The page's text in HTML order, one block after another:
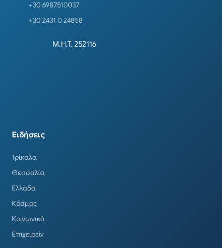
+30 6987510037
+30 2431 0 24858
Μ.Η.Τ. 252116
Ειδήσεις
Τρίκαλα
Θεσσαλία
Ελλάδα
Κόσμος
Κοινωνικά
Επιχειρείν